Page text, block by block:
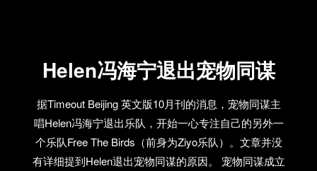
Helen冯海宁退出宠物同谋
据Timeout Beijing 英文版10月刊的消息，宠物同谋主
唱Helen冯海宁退出乐队，开始一心专注自己的另外一
个乐队Free The Birds（前身为Ziyo乐队）。文章并没
有详细提到Helen退出宠物同谋的原因。 宠物同谋成立